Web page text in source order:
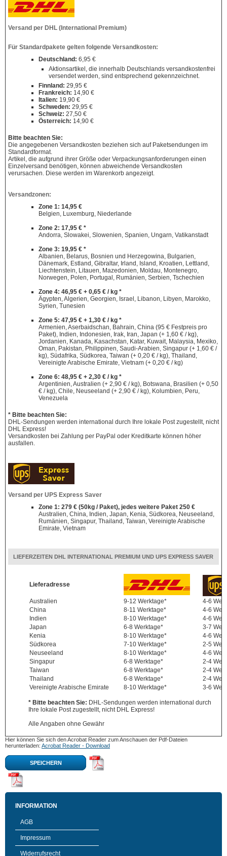
Versand per DHL (International Premium)
Für Standardpakete gelten folgende Versandkosten:
Deutschland: 6,95 €
Aktionsartikel, die innerhalb Deutschlands versandkostenfrei
versendet werden, sind entsprechend gekennzeichnet.
Finnland: 29,95 €
Frankreich: 14,90 €
Italien: 19,90 €
Schweden: 29,95 €
Schweiz: 27,50 €
Österreich: 14,90 €
Bitte beachten Sie:
Die angegebenen Versandkosten beziehen sich auf Paketsendungen im
Standardformat.
Artikel, die aufgrund ihrer Größe oder Verpackungsanforderungen einen
Einzelversand benötigen, können abweichende Versandkosten
verursachen. Diese werden im Warenkorb angezeigt.
Versandzonen:
Zone 1: 14,95 €
Belgien, Luxemburg, Niederlande
Zone 2: 17,95 € *
Andorra, Slowakei, Slowenien, Spanien, Ungarn, Vatikanstadt
Zone 3: 19,95 € *
Albanien, Belarus, Bosnien und Herzegowina, Bulgarien,
Dänemark, Estland, Gibraltar, Irland, Island, Kroatien, Lettland,
Liechtenstein, Litauen, Mazedonien, Moldau, Montenegro,
Norwegen, Polen, Portugal, Rumänien, Serbien, Tschechien
Zone 4: 46,95 € + 0,65 € / kg *
Ägypten, Algerien, Georgien, Israel, Libanon, Libyen, Marokko,
Syrien, Tunesien
Zone 5: 47,95 € + 1,30 € / kg *
Armenien, Aserbaidschan, Bahrain, China (95 € Festpreis pro
Paket), Indien, Indonesien, Irak, Iran, Japan (+ 1,60 € / kg),
Jordanien, Kanada, Kasachstan, Katar, Kuwait, Malaysia, Mexiko,
Oman, Pakistan, Philippinen, Saudi-Arabien, Singapur (+ 1,60 € /
kg), Südafrika, Südkorea, Taiwan (+ 0,20 € / kg), Thailand,
Vereinigte Arabische Emirate, Vietnam (+ 0,20 € / kg)
Zone 6: 48,95 € + 2,30 € / kg *
Argentinien, Australien (+ 2,90 € / kg), Botswana, Brasilien (+ 0,50
€ / kg), Chile, Neuseeland (+ 2,90 € / kg), Kolumbien, Peru,
Venezuela
* Bitte beachten Sie:
DHL-Sendungen werden international durch Ihre lokale Post zugestellt, nicht
DHL Express!
Versandkosten bei Zahlung per PayPal oder Kreditkarte können höher
ausfallen.
Versand per UPS Express Saver
Zone 1: 279 € (50kg / Paket), jedes weitere Paket 250 €
Australien, China, Indien, Japan, Kenia, Südkorea, Neuseeland,
Rumänien, Singapur, Thailand, Taiwan, Vereinigte Arabische
Emirate, Vietnam
LIEFERZEITEN DHL INTERNATIONAL PREMIUM UND UPS EXPRESS SAVER
Lieferadresse
Australien 9-12 Werktage*
4-6
China
8-11 Werktage*
4-6
Indien
8-10 Werktage*
4-6
Japan
6-8 Werktage*
3-7
Kenia
8-10 Werktage*
4-6
Südkorea
7-10 Werktage*
2-5
Neuseeland
8-10 Werktage*
4-6
Singapur
6-8 Werktage*
2-4
Taiwan
6-8 Werktage*
2-4
Thailand
6-8 Werktage*
2-4
Vereinigte Arabische Emirate
8-10 Werktage* 3-6
* Bitte beachten Sie: DHL-Sendungen werden international durch
Ihre lokale Post zugestellt, nicht DHL Express!
Alle Angaben ohne Gewähr
Hier können Sie sich den Acrobat Reader zum Anschauen der Pdf-Dateien
herunterladen: Acrobat Reader - Download
SPEICHERN
INFORMATION
AGB
Impressum
Widerrufsrecht